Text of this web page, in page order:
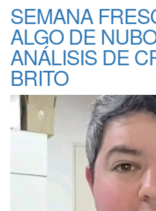
SEMANA
ALGO DE
ANÁLISIS DE
BRITO